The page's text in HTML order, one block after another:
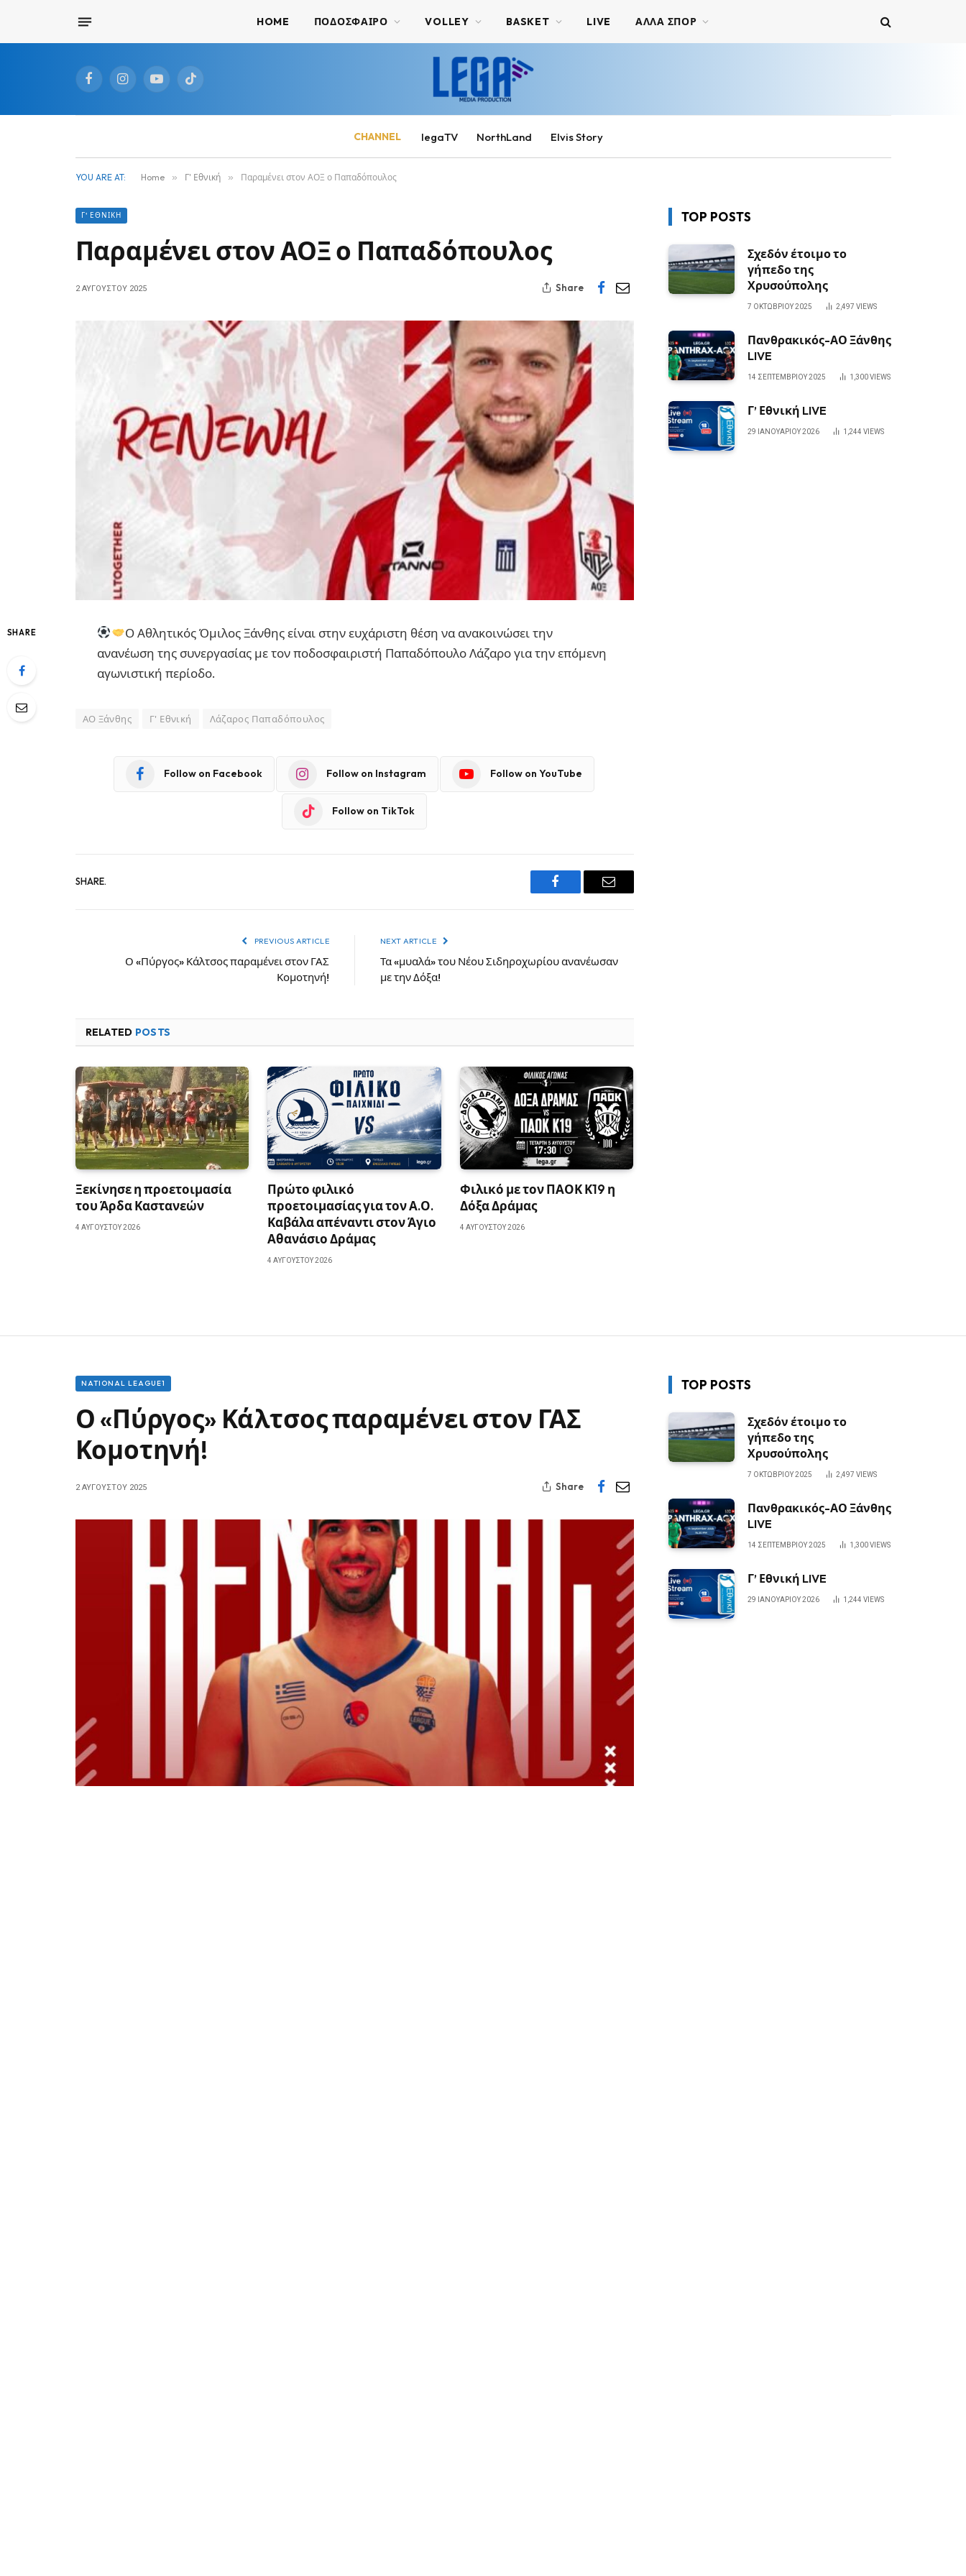
HOME ΠΟΔΟΣΦΑΙΡΟ VOLLEY BASKET LIVE ΑΛΛΑ ΣΠΟΡ
FacebookInstagramYouTubeTikTok
CHANNEL legaTV NorthLand Elvis Story
YOU ARE AT: Home » Γ' Εθνική » Παραμένει στον ΑΟΞ ο Παπαδόπουλος
Γ' ΕΘΝΙΚΉ
Παραμένει στον ΑΟΞ ο Παπαδόπουλος
2 ΑΥΓΟΎΣΤΟΥ 2025 Share
SHARE
Ο Αθλητικός Όμιλος Ξάνθης είναι στην ευχάριστη θέση να ανακοινώσει την
ανανέωση της συνεργασίας με τον ποδοσφαιριστή Παπαδόπουλο Λάζαρο για την επόμενη
αγωνιστική περίοδο.
ΑΟ Ξάνθης Γ' Εθνική Λάζαρος Παπαδόπουλος
Follow on Facebook Follow on Instagram Follow on YouTube
Follow on TikTok
SHARE.
Facebook Email
PREVIOUS ARTICLE
Ο «Πύργος» Κάλτσος παραμένει στον ΓΑΣ
Κομοτηνή!
NEXT ARTICLE
Τα «μυαλά» του Νέου Σιδηροχωρίου ανανέωσαν
με την Δόξα!
RELATED POSTS
Ξεκίνησε η προετοιμασία
του Άρδα Καστανεών
4 ΑΥΓΟΎΣΤΟΥ 2026
Πρώτο φιλικό
προετοιμασίας για τον Α.Ο.
Καβάλα απέναντι στον Άγιο
Αθανάσιο Δράμας
4 ΑΥΓΟΎΣΤΟΥ 2026
Φιλικό με τον ΠΑΟΚ Κ19 η
Δόξα Δράμας
4 ΑΥΓΟΎΣΤΟΥ 2026
TOP POSTS
Σχεδόν έτοιμο το
γήπεδο της
Χρυσούπολης
7 ΟΚΤΩΒΡΊΟΥ 2025 2,497 VIEWS
Πανθρακικός-ΑΟ Ξάνθης
LIVE
14 ΣΕΠΤΕΜΒΡΊΟΥ 2025 1,300VIEWS
Γ’ Εθνική LIVE
29 ΙΑΝΟΥΑΡΊΟΥ 2026 1,244 VIEWS
NATIONAL LEAGUE1
Ο «Πύργος» Κάλτσος παραμένει στον ΓΑΣ
Κομοτηνή!
2 ΑΥΓΟΎΣΤΟΥ 2025 Share
TOP POSTS
Σχεδόν έτοιμο το
γήπεδο της
Χρυσούπολης
7 ΟΚΤΩΒΡΊΟΥ 2025 2,497 VIEWS
Πανθρακικός-ΑΟ Ξάνθης
LIVE
14 ΣΕΠΤΕΜΒΡΊΟΥ 2025 1,300VIEWS
Γ’ Εθνική LIVE
29 ΙΑΝΟΥΑΡΊΟΥ 2026 1,244 VIEWS